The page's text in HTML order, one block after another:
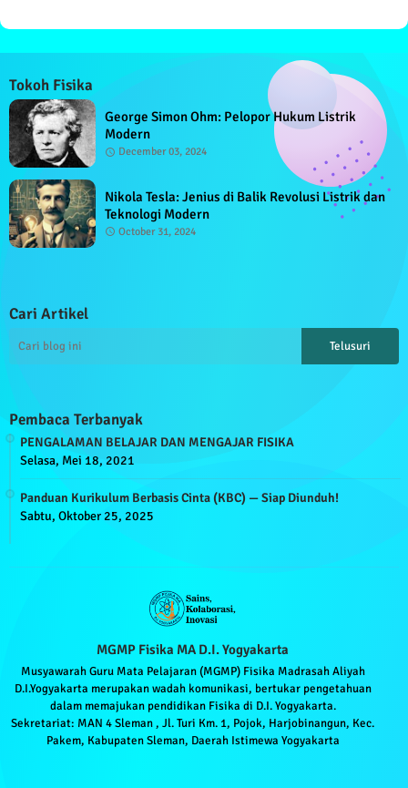
Tokoh Fisika
George Simon Ohm: Pelopor Hukum Listrik
Modern
December 03, 2024
Nikola Tesla: Jenius di Balik Revolusi Listrik dan
Teknologi Modern
October 31, 2024
Cari Artikel
Pembaca Terbanyak
PENGALAMAN BELAJAR DAN MENGAJAR FISIKA
Selasa, Mei 18, 2021
Panduan Kurikulum Berbasis Cinta (KBC) — Siap Diunduh!
Sabtu, Oktober 25, 2025
MGMP Fisika MA D.I. Yogyakarta
Musyawarah Guru Mata Pelajaran (MGMP) Fisika Madrasah Aliyah
D.I.Yogyakarta merupakan wadah komunikasi, bertukar pengetahuan
dalam memajukan pendidikan Fisika di D.I. Yogyakarta.
Sekretariat: MAN 4 Sleman , Jl. Turi Km. 1, Pojok, Harjobinangun, Kec.
Pakem, Kabupaten Sleman, Daerah Istimewa Yogyakarta